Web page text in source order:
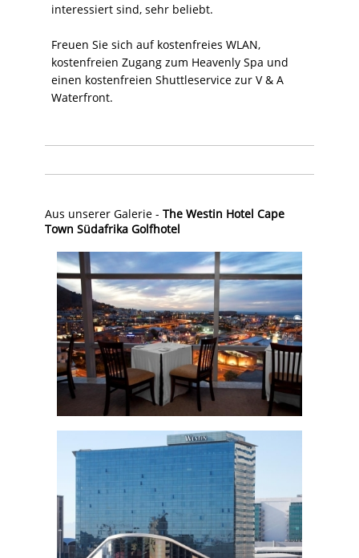
interessiert sind, sehr beliebt.
Freuen Sie sich auf kostenfreies WLAN,
kostenfreien Zugang zum Heavenly Spa und
einen kostenfreien Shuttleservice zur V & A
Waterfront.
Aus unserer Galerie - The Westin Hotel Cape
Town Südafrika Golfhotel